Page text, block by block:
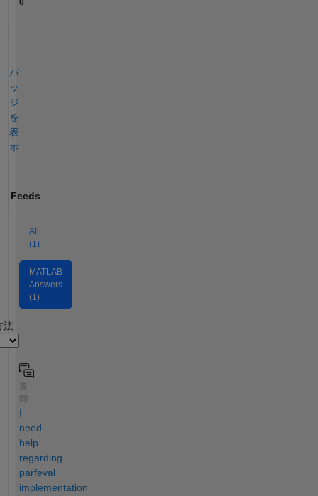
0
バ
ッ
ジ
を
表
示
Feeds
All
(1)
MATLAB
Answers
(1)
法
質
I
need
help
regarding
parfeval
implementation